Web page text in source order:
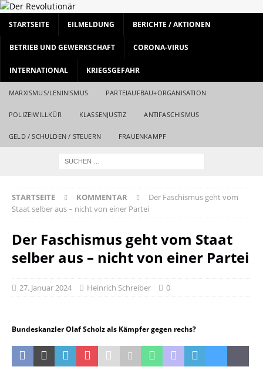
STARTSEITE EILMELDUNG BERICHTE / AKTIONEN
BETRIEB UND GEWERKSCHAFT CORONA-VIRUS
INTERNATIONAL KRIEGSGEFAHR
MARXISMUS/LENINISMUS PARTEIAUFBAU+ORGANISATION
POLIZEIWILLKÜR KLASSENJUSTIZ ANTIFASCHISMUS
GELD / SCHULDEN / STEUERN FRAUENKAMPF
STARTSEITE KOMMENTAR
Der Faschismus geht vom
Staat selber aus – nicht von einer Partei
Der Faschismus geht vom Staat
selber aus – nicht von einer Partei
27. Januar 2024 Heinrich Schreiber 0
Bundeskanzler Olaf Scholz als Kämpfer gegen rechs?